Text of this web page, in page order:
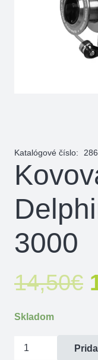
Katalógové číslo:
3000
14,50€
Skladom
množstvo